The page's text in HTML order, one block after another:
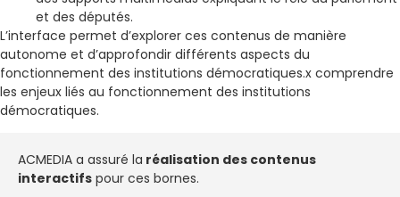
et des députés.
L’interface permet d’explorer ces contenus de manière
autonome et d’approfondir différents aspects du
fonctionnement des institutions démocratiques.x comprendre
les enjeux liés au fonctionnement des institutions
démocratiques.
ACMEDIA a assuré la réalisation des contenus
interactifs pour ces bornes.